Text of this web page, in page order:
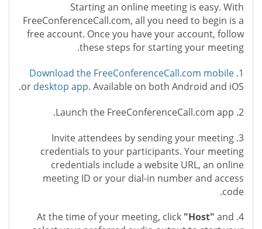
Starting an online meeting is easy. With
FreeConferenceCall.com, all you need to begin is a
free account. Once you have your account, follow
these steps for starting your meeting.
1.
Download the FreeConferenceCall.com mobile
or desktop app. Available on both Android and iOS.
2. Launch the FreeConferenceCall.com app.
3. Invite attendees by sending your meeting
credentials to your participants. Your meeting
credentials include a website URL, an online
meeting ID or your dial-in number and access
code.
4. At the time of your meeting, click
"Host" and